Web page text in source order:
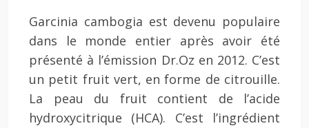
Garcinia cambogia est devenu populaire
dans le monde entier après avoir été
présenté à l’émission Dr.Oz en 2012. C’est
un petit fruit vert, en forme de citrouille.
La peau du fruit contient de l’acide
hydroxycitrique (HCA). C’est l’ingrédient